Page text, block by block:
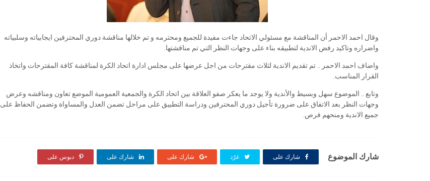
وقال احمد الاحمر أن المناقشة مع مسئولي الاتحاد جاءت مفيدة للجميع ومحترمه و تم خلالها مناقشة دوري المحترفين ايجابياته وسلبياته
واضراره وتاكيد رفض الاندية لتطبيقه بناء على وجهات النظر التي تم مناقشتها.
واضاف احمد الاحمر .. تم تقديم الاندية لثلاث مقترحات من اجل عرضها على مجلس ادارة اتحاد الكرة لمناقشة كافة المقترحات واتخاذ
القرار المناسب.
وتابع .. الموضوع سهل وبسيط والأندية ولا يوجد ما يعكر صفو العلاقة بين اتحاد الكرة والجمعية العمومية الموضع تعاون ومناقشه وعرض
وجهات النظر بعد الاتفاق على ضرورة تأجيل دوري المحترفين ودراسة التطبيق على مراحل تضمن العدل والمساواة وتضمن الحفاظ على
جميع الاندية ومنحهم فرص.
شارك الموضوع شارك على غرّد شارك على شارك على دبوس على